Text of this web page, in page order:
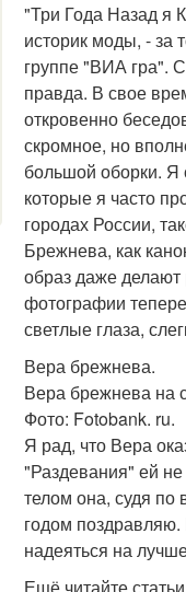
"Три Года Назад я
историк моды, - за
группе "ВИА гра".
правда. В свое
откровенно
скромное, но
большой оборки. Я
которые я часто
городах России,
Брежнева, как
образ даже
фотографии
светлые глаза,
Вера брежнева.
Вера брежнева на
Фото: Fotobank. ru.
Я рад, что Вера
"Раздевания" ей
телом она, судя
годом поздравляю.
надеяться на